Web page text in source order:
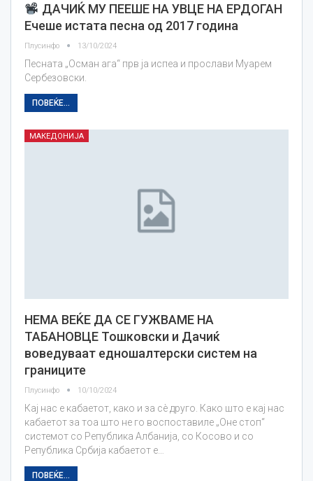
ДАЧИЌ МУ ПЕЕШЕ НА УВЦЕ НА ЕРДОГАН
Ечеше истата песна од 2017 година
Плусинфо 13/10/2024
Песната „Осман ага“ прв ја испеа и прослави Муарем
Сербезовски.
ПОВЕЌЕ...
МАКЕДОНИЈА
НЕМА ВЕЌЕ ДА СЕ ГУЖВАМЕ НА
ТАБАНОВЦЕ Тошковски и Дачиќ
воведуваат едношалтерски систем на
границите
Плусинфо 10/10/2024
Кај нас е кабаетот, како и за сè друго. Како што е кај нас
кабаетот за тоа што не го воспоставиле „Оне стоп“
системот со Република Албанија, со Косово и со
Република Србија кабаетот е…
ПОВЕЌЕ...